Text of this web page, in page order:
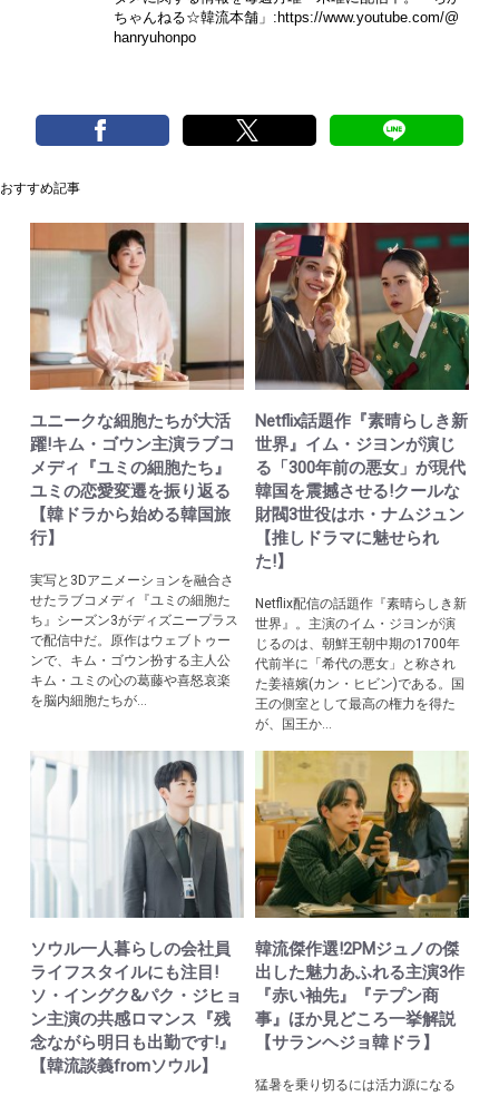
ちゃんねる☆韓流本舗」: https://www.youtube.com/@
hanryuhonpo
おすすめ記事
ユニークな細胞たちが大活
躍!キム・ゴウン主演ラブコ
メディ『ユミの細胞たち』
ユミの恋愛変遷を振り返る
【韓ドラから始める韓国旅
行】
実写と3Dアニメーションを融合さ
せたラブコメディ『ユミの細胞た
ち』シーズン3がディズニープラス
で配信中だ。原作はウェブトゥー
ンで、キム・ゴウン扮する主人公
キム・ユミの心の葛藤や喜怒哀楽
を脳内細胞たちが...
Netflix話題作『素晴らしき新
世界』イム・ジヨンが演じ
る「300年前の悪女」が現代
韓国を震撼させる!クールな
財閥3世役はホ・ナムジュン
【推しドラマに魅せられ
た!】
Netflix配信の話題作『素晴らしき新
世界』。主演のイム・ジヨンが演
じるのは、朝鮮王朝中期の1700年
代前半に「希代の悪女」と称され
た姜禧嬪(カン・ヒビン)である。国
王の側室として最高の権力を得た
が、国王か...
ソウル一人暮らしの会社員
ライフスタイルにも注目!
ソ・イングク&パク・ジヒョ
ン主演の共感ロマンス『残
念ながら明日も出勤です!』
【韓流談義fromソウル】
韓流傑作選!2PMジュノの傑
出した魅力あふれる主演3作
『赤い袖先』『テプン商
事』ほか見どころ一挙解説
【サランヘジョ韓ドラ】
猛暑を乗り切るには活力源になる